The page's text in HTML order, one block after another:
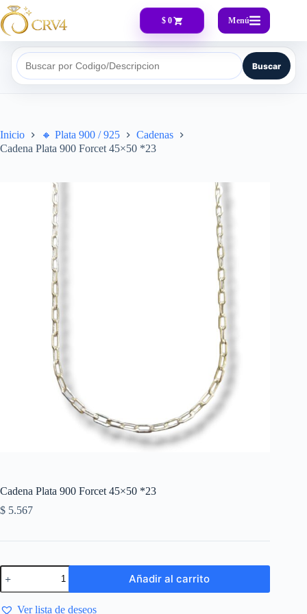
$ 0 Menú
Buscar por Codigo/Descripcion Buscar
Inicio 🔸​ Plata 900 / 925
Cadenas
Cadena Plata 900 Forcet 45×50 *23
Cadena Plata 900 Forcet 45×50 *23
$ 5.567
Añadir al carrito
Ver lista de deseos